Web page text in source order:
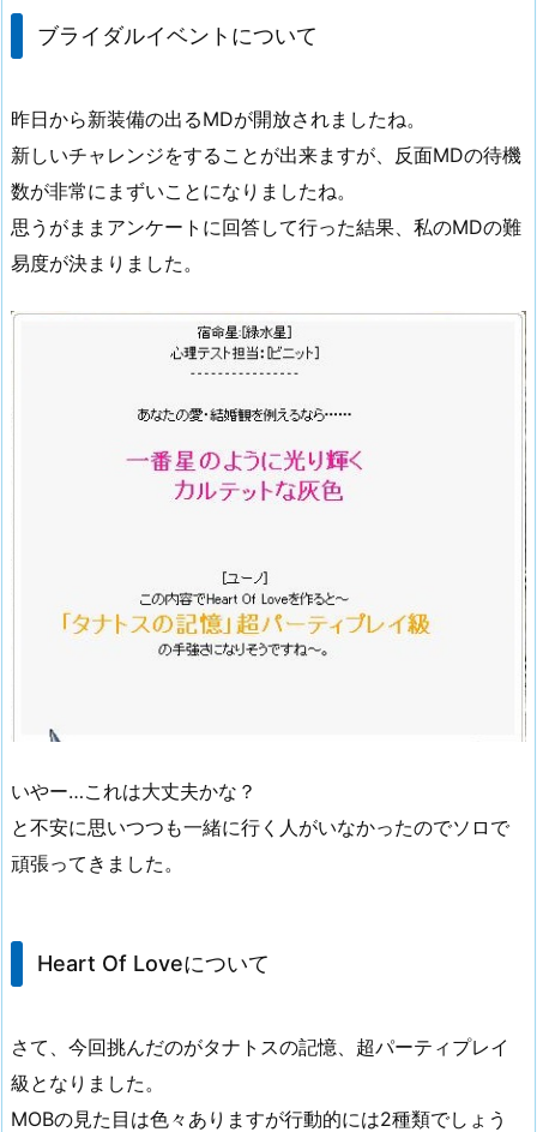
ブライダルイベントについて
昨日から新装備の出るMDが開放されましたね。
新しいチャレンジをすることが出来ますが、反面MDの待機
数が非常にまずいことになりましたね。
思うがままアンケートに回答して行った結果、私のMDの難
易度が決まりました。
いやー…これは大丈夫かな？
と不安に思いつつも一緒に行く人がいなかったのでソロで
頑張ってきました。
Heart Of Loveについて
さて、今回挑んだのがタナトスの記憶、超パーティプレイ
級となりました。
MOBの見た目は色々ありますが行動的には2種類でしょう